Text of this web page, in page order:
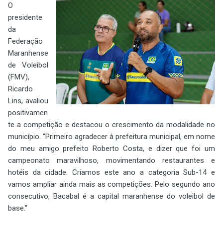
O
presidente
da
Federação
Maranhense
de Voleibol
(FMV),
Ricardo
Lins, avaliou
positivamen
te a competição e destacou o crescimento da modalidade no
município. “Primeiro agradecer à prefeitura municipal, em nome
do meu amigo prefeito Roberto Costa, e dizer que foi um
campeonato maravilhoso, movimentando restaurantes e
hotéis da cidade. Criamos este ano a categoria Sub-14 e
vamos ampliar ainda mais as competições. Pelo segundo ano
consecutivo, Bacabal é a capital maranhense do voleibol de
base."